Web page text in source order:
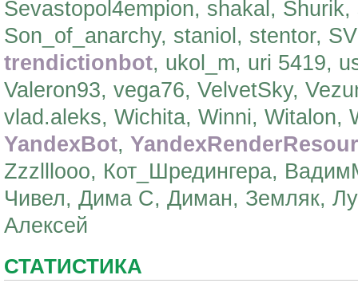
Sevastopol4empion, shakal,
Son_of_anarchy, staniol, stentor,
trendictionbot, ukol_m, uri 5419,
Valeron93, vega76, VelvetSky,
vlad.aleks, Wichita, Winni, Witalon,
YandexBot,
Zzzlllooo, Кот_Шредингера,
Чивел, Дима С, Диман, Земляк,
Алексей
СТАТИСТИКА